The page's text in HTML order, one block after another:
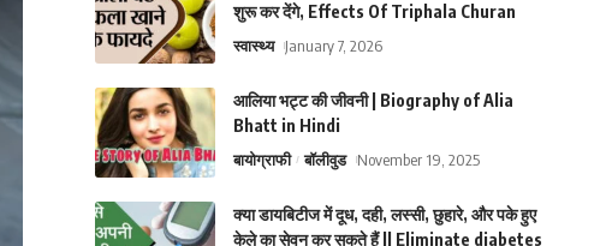
शुरू कर देंगे, Effects Of Triphala Churan
स्वास्थ्य January 7, 2026
आलिया भट्ट की जीवनी | Biography of Alia
Bhatt in Hindi
बायोग्राफी बॉलीवुड November 19, 2025
क्या डायबिटीज में दूध, दही, लस्सी, छुहारे, और पके हुए
केले का सेवन कर सकते हैं || Eliminate diabetes